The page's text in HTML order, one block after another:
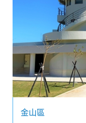
金山區